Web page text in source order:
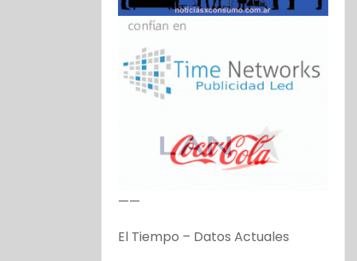
——
El Tiempo – Datos Actuales